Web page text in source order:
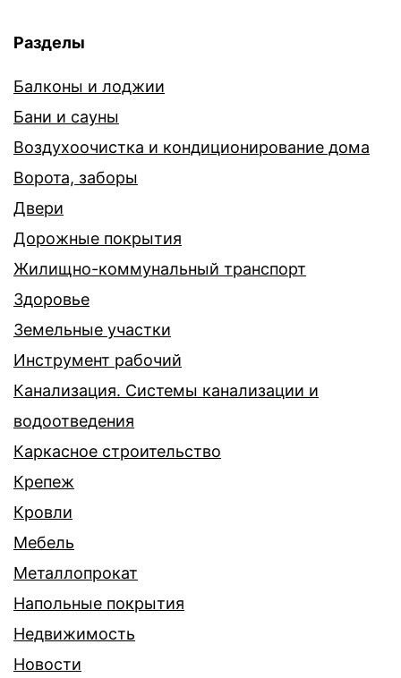
Разделы
Балконы и лоджии
Бани и сауны
Воздухоочистка и кондиционирование дома
Ворота, заборы
Двери
Дорожные покрытия
Жилищно-коммунальный транспорт
Здоровье
Земельные участки
Инструмент рабочий
Канализация. Системы канализации и
водоотведения
Каркасное строительство
Крепеж
Кровли
Мебель
Металлопрокат
Напольные покрытия
Недвижимость
Новости